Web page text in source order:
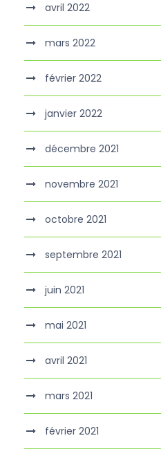
avril 2022
mars 2022
février 2022
janvier 2022
décembre 2021
novembre 2021
octobre 2021
septembre 2021
juin 2021
mai 2021
avril 2021
mars 2021
février 2021